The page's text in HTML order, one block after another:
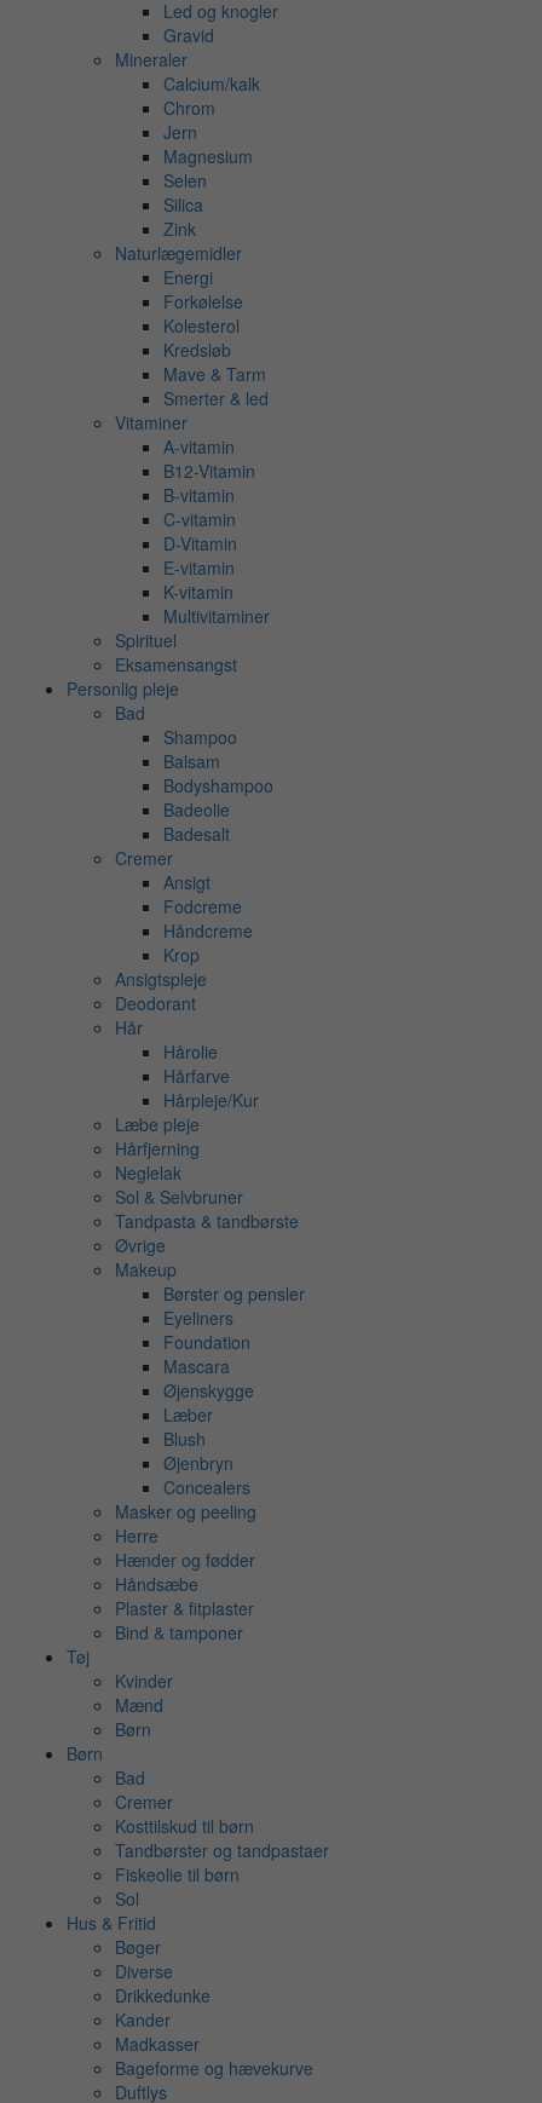
Led og knogler
Gravid
Mineraler
Calcium/kalk
Chrom
Jern
Magnesium
Selen
Silica
Zink
Naturlægemidler
Energi
Forkølelse
Kolesterol
Kredsløb
Mave & Tarm
Smerter & led
Vitaminer
A-vitamin
B12-Vitamin
B-vitamin
C-vitamin
D-Vitamin
E-vitamin
K-vitamin
Multivitaminer
Spirituel
Eksamensangst
Personlig pleje
Bad
Shampoo
Balsam
Bodyshampoo
Badeolie
Badesalt
Cremer
Ansigt
Fodcreme
Håndcreme
Krop
Ansigtspleje
Deodorant
Hår
Hårolie
Hårfarve
Hårpleje/Kur
Læbe pleje
Hårfjerning
Neglelak
Sol & Selvbruner
Tandpasta & tandbørste
Øvrige
Makeup
Børster og pensler
Eyeliners
Foundation
Mascara
Øjenskygge
Læber
Blush
Øjenbryn
Concealers
Masker og peeling
Herre
Hænder og fødder
Håndsæbe
Plaster & fitplaster
Bind & tamponer
Tøj
Kvinder
Mænd
Børn
Børn
Bad
Cremer
Kosttilskud til børn
Tandbørster og tandpastaer
Fiskeolie til børn
Sol
Hus & Fritid
Bøger
Diverse
Drikkedunke
Kander
Madkasser
Bageforme og hævekurve
Duftlys